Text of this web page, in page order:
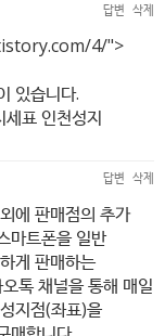
답변 삭제
4/">
있습니다.
표 인천성지
답변 삭제
에 판매점의 추가
마트폰을 일반
게 판매하는
톡 채널을 통해 매일
지점(좌표)을